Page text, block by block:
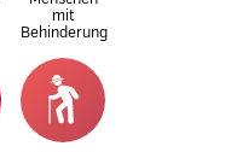
mit
Behinderung